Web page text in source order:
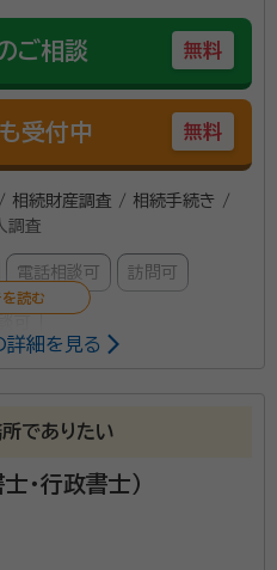
ご相談 無料
受付中 無料
相続財産調査 / 相続手続き /
調査
電話相談可 訪問可
続手続カウンセラー、相続診断士、行
子機器のベンチャー企業で取締役営
を身に着けました。『地元密着』を
、最後まで一緒に悩みを解決するこ
詳細を見る
でありたい
・行政書士）